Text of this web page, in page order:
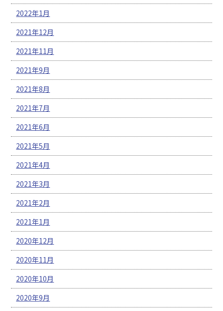
2022年1月
2021年12月
2021年11月
2021年9月
2021年8月
2021年7月
2021年6月
2021年5月
2021年4月
2021年3月
2021年2月
2021年1月
2020年12月
2020年11月
2020年10月
2020年9月